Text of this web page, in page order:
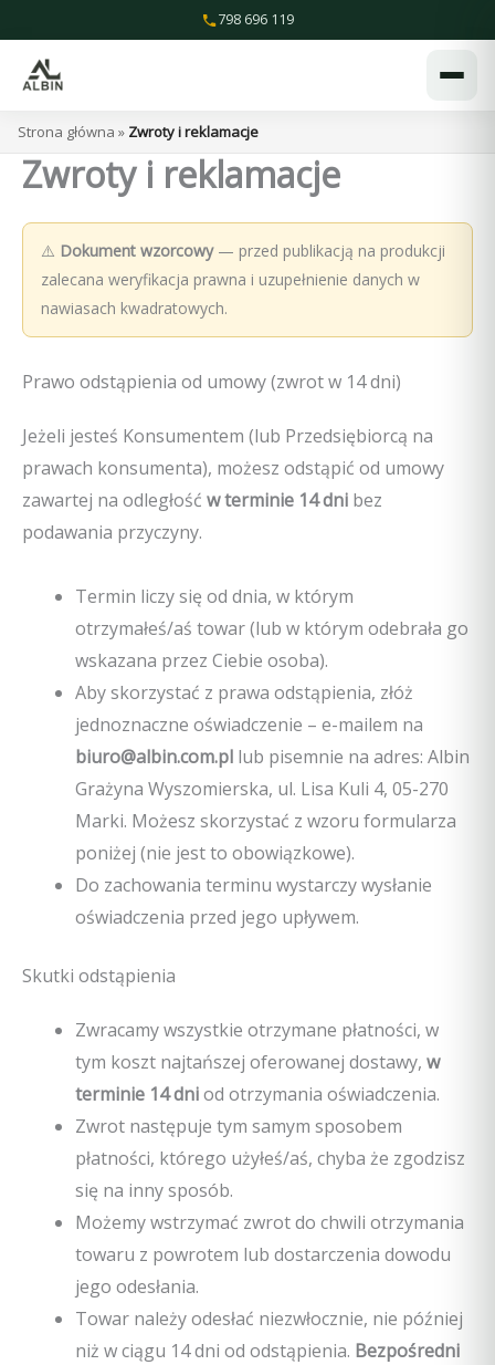
do
treści
798 696 119
Strona główna » Zwroty i reklamacje
Zwroty i reklamacje
⚠️ Dokument wzorcowy— przed publikacją na produkcji
zalecana weryfikacja prawna i uzupełnienie danych w
nawiasach kwadratowych.
Prawo odstąpienia od umowy (zwrot w 14 dni)
Jeżeli jesteś Konsumentem (lub Przedsiębiorcą na
prawach konsumenta), możesz odstąpić od umowy
zawartej na odległość w terminie 14 dni bez
podawania przyczyny.
Termin liczy się od dnia, w którym
otrzymałeś/aś towar (lub w którym odebrała go
wskazana przez Ciebie osoba).
Aby skorzystać z prawa odstąpienia, złóż
jednoznaczne oświadczenie – e-mailem na
biuro@albin.com.pl lub pisemnie na adres: Albin
Grażyna Wyszomierska, ul. Lisa Kuli 4, 05-270
Marki. Możesz skorzystać z wzoru formularza
poniżej (nie jest to obowiązkowe).
Do zachowania terminu wystarczy wysłanie
oświadczenia przed jego upływem.
Skutki odstąpienia
Zwracamy wszystkie otrzymane płatności, w
tym koszt najtańszej oferowanej dostawy, w
terminie 14 dniod otrzymania oświadczenia.
Zwrot następuje tym samym sposobem
płatności, którego użyłeś/aś, chyba że zgodzisz
się na inny sposób.
Możemy wstrzymać zwrot do chwili otrzymania
towaru z powrotem lub dostarczenia dowodu
jego odesłania.
Towar należy odesłać niezwłocznie, nie później
niż w ciągu 14 dni od odstąpienia. Bezpośredni